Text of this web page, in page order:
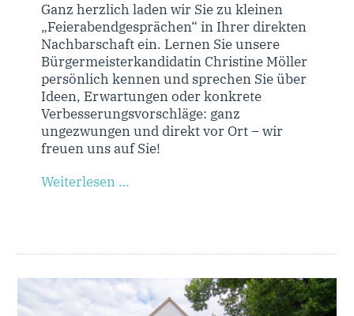
Ganz herzlich laden wir Sie zu kleinen
„Feierabendgesprächen“ in Ihrer direkten
Nachbarschaft ein. Lernen Sie unsere
Bürgermeisterkandidatin Christine Möller
persönlich kennen und sprechen Sie über
Ideen, Erwartungen oder konkrete
Verbesserungsvorschläge: ganz
ungezwungen und direkt vor Ort – wir
freuen uns auf Sie!
Weiterlesen …